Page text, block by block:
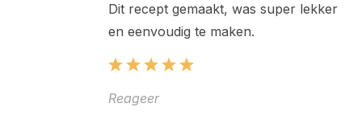
Dit recept gemaakt, was super lekker
en eenvoudig te maken.
Reageer